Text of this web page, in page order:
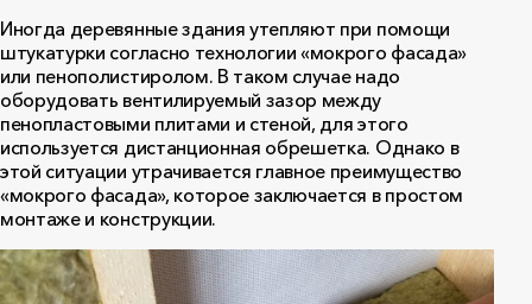
Иногда деревянные здания утепляют при помощи
штукатурки согласно технологии «мокрого фасада»
или пенополистиролом. В таком случае надо
оборудовать вентилируемый зазор между
пенопластовыми плитами и стеной, для этого
используется дистанционная обрешетка. Однако в
этой ситуации утрачивается главное преимущество
«мокрого фасада», которое заключается в простом
монтаже и конструкции.